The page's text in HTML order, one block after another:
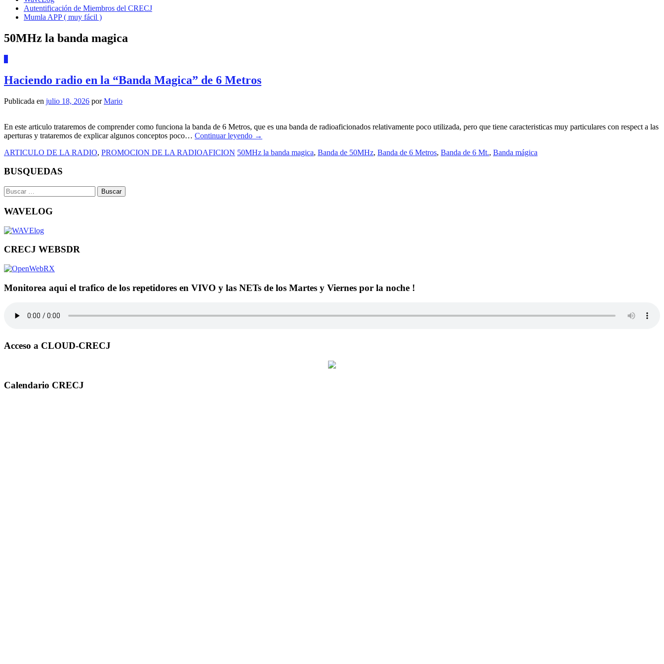
Autentificación de Miembros del CRECJ
Mumla APP ( muy fácil )
50MHz la banda magica
Haciendo radio en la “Banda Magica” de 6 Metros
Publicada en julio 18, 2026 porMario
En este articulo trataremos de comprender como funciona la banda de 6 Metros, que es una banda de radioaficionados relativamente poco utilizada, pero que tiene caracteristicas muy particulares con respect a las
aperturas y trataremos de explicar algunos conceptos poco… Continuar leyendo →
ARTICULO DE LA RADIO, PROMOCION DE LA RADIOAFICION 50MHz la banda magica, Banda de 50MHz, Banda de 6 Metros, Banda de 6 Mt., Banda mágica
BUSQUEDAS
Buscar:
WAVELOG
CRECJ WEBSDR
Monitorea aqui el trafico de los repetidores en VIVO y las NETs de los Martes y Viernes por la noche !
Acceso a CLOUD-CRECJ
Calendario CRECJ